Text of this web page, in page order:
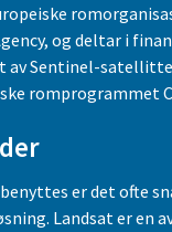
og deltar i
av Sentinel-
romprogrammet
er det ofte
Landsat er en